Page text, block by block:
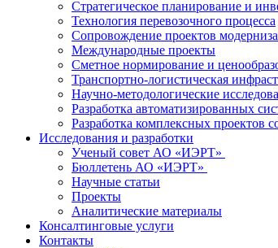
Стратегическое планирование и
Технология перевозочного процесса
Сопровождение проектов
Международные проекты
Сметное нормирование и
Транспортно-логистическая
Научно-методологические
Разработка автоматизированных
Разработка комплексных проектов
Исследования и разработки
Ученый совет АО «ИЭРТ»
Бюллетень АО «ИЭРТ»
Научные статьи
Проекты
Аналитические материалы
Консалтинговые услуги
Контакты